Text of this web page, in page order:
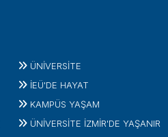
ÜNIVERSITE
İEÜ'DE HAYAT
KAMPÜS YAŞAM
ÜNİVERSİTE İZMİR'DE YAŞANIR